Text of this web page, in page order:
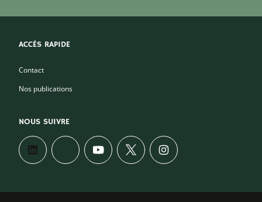
ACCÈS RAPIDE
Contact
Nos publications
NOUS SUIVRE